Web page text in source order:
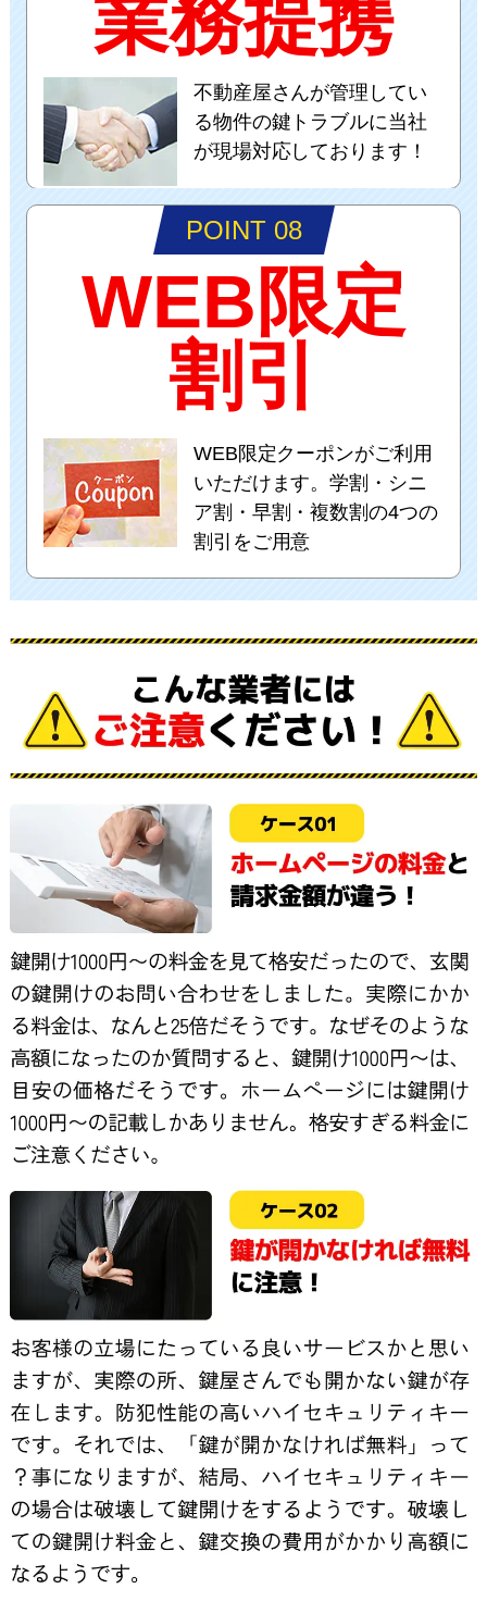
業務提携
不動産屋さんが管理してい
る物件の鍵トラブルに当社
が現場対応しております！
POINT 08
WEB限定
割引
WEB限定クーポンがご利用
いただけます。学割・シニ
ア割・早割・複数割の4つの
割引をご用意